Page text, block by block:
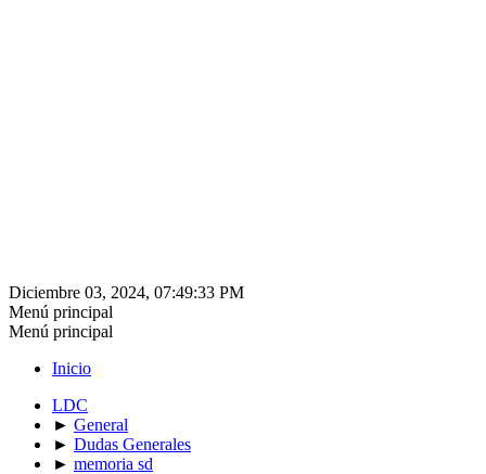
Diciembre 03, 2024, 07:49:33 PM
Menú principal
Menú principal
Inicio
LDC
► General
► Dudas Generales
► memoria sd